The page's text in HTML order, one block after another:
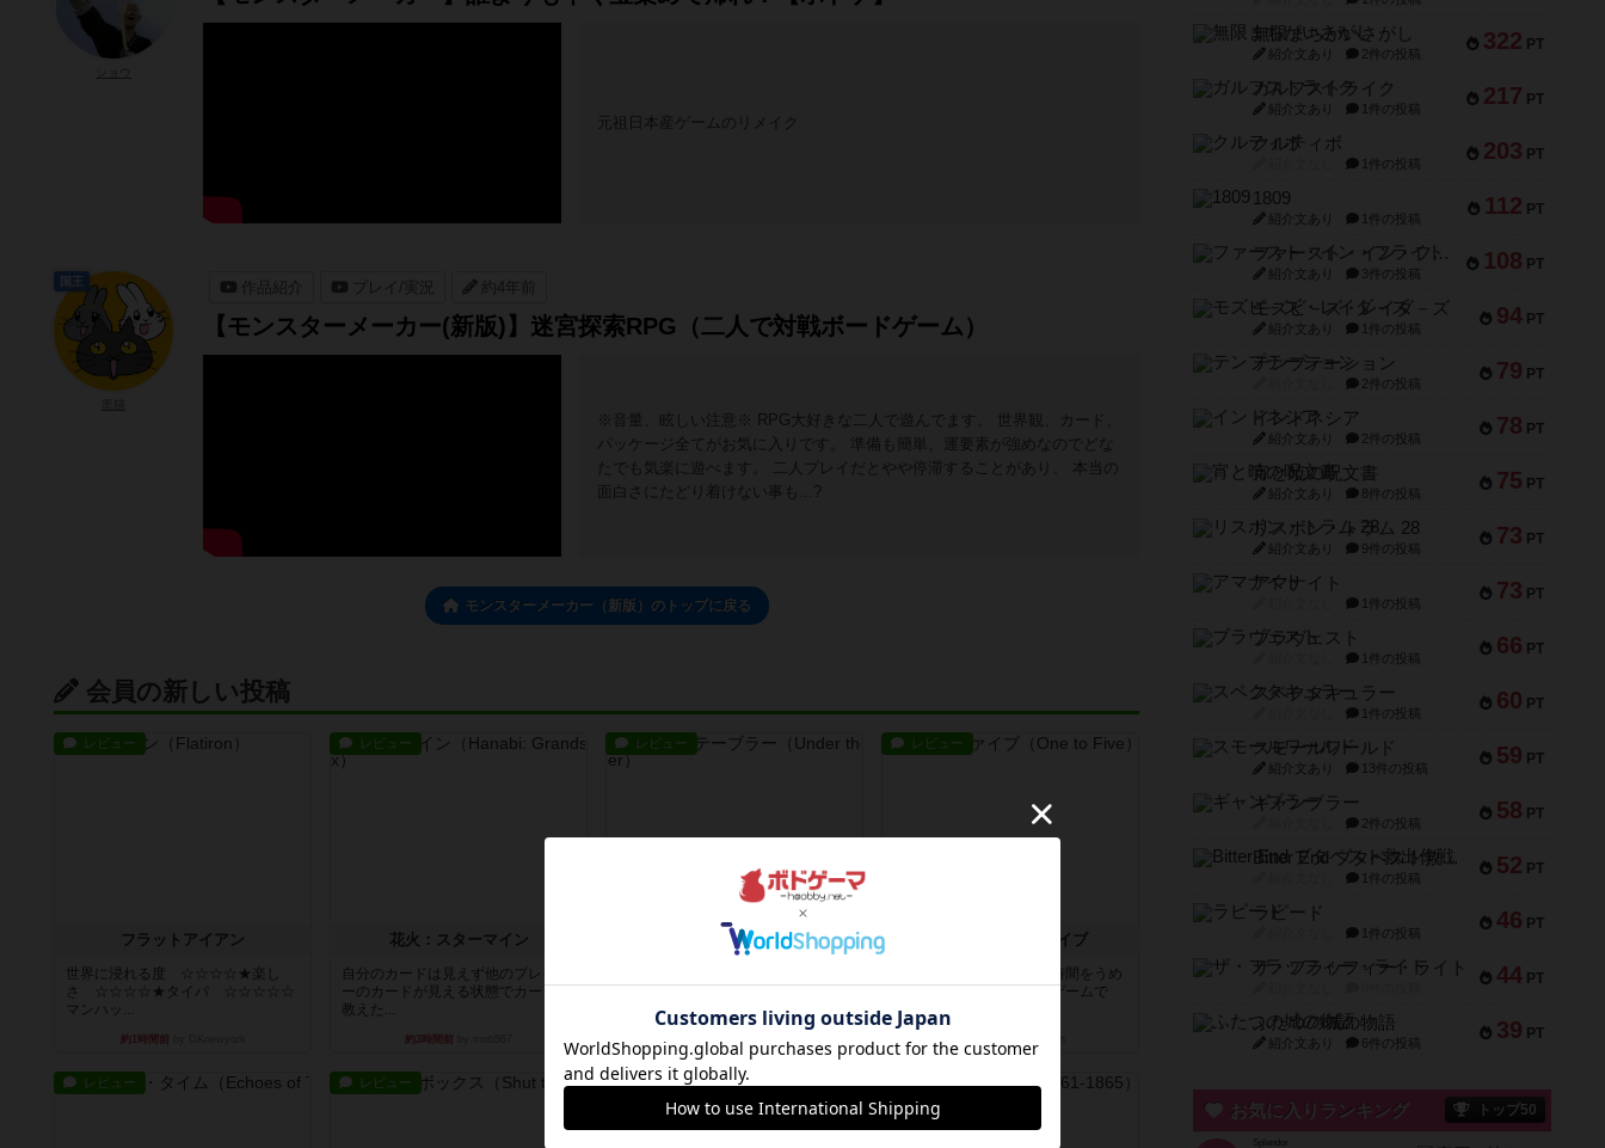
元祖日本産ゲームのリメイク
作品紹介 プレイ/実況 約4年前
【モンスターメーカー(新版)】迷宮探索RPG（二人で対戦ボードゲーム）
※音量、眩しい注意※ RPG大好きな二人で遊んでます。 世界観、カード、
パッケージ全てがお気に入りです。 準備も簡単、運要素が強めなのでどな
たでも気楽に遊べます。 二人プレイだとやや停滞することがあり、 本当の
面白さにたどり着けない事も...?
国王
モンスターメーカー（新版）のトップに戻る
会員の新しい投稿
レビュー
フラットアイアン
世界に浸れる度 ☆☆☆☆★楽し
さ ☆☆☆☆★タイパ ☆☆☆☆☆
マンハッ...
約1時間前
レビュー
花火：スターマイン
自分のカードは見えず他のプレイヤ
ーのカードが見える状態でカードを
教えた...
約3時間前
レビュー
アンダー・ザ・テーブラー
正体隠...
約5時間前 by toyota
レビュー
ワン・トゥ・ファイブ
とにかくお手軽にすき間時間をうめ
るゲームとして重宝するゲームで
す。いわ...
レビュー レビュー レビュー
322 PT
無限まちがいさがし
紹介文あり 2件の投稿
217 PT
ガルフストライク
紹介文あり 1件の投稿
203 PT
クルティボ
1件の投稿
112 PT
1809
紹介文あり 1件の投稿
108 PT
ファースト・イン・フライト
紹介文あり 3件の投稿
94 PT
モズビ－ズ・レイダ－ズ
紹介文あり 1件の投稿
79 PT
テンプテーション
2件の投稿
78 PT
インドネシア
紹介文あり 2件の投稿
75 PT
宵と暁の呪文書
紹介文あり 8件の投稿
73 PT
リスボン・トラム 28
紹介文あり 9件の投稿
73 PT
アマナイト
1件の投稿
66 PT
ブラヴェスト
1件の投稿
60 PT
スペクタキュラー
1件の投稿
59 PT
スモールワールド
紹介文あり 13件の投稿
58 PT
ギャンブラー
2件の投稿
52 PT
Bitter End ブタペスト救出作戦
1件の投稿
46 PT
ラピード
1件の投稿
44 PT
ザ・フラッフィー・ライト
39 PT
ふたつの城の物語
紹介文あり 6件の投稿
お気に入りランキング トップ50